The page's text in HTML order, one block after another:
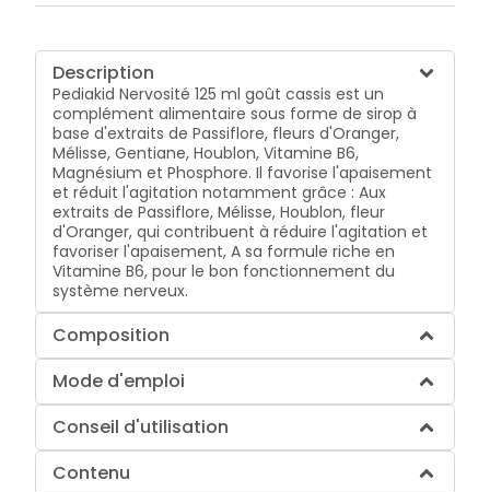
Description
Pediakid Nervosité 125 ml goût cassis est un
complément alimentaire sous forme de sirop à
base d'extraits de Passiflore, fleurs d'Oranger,
Mélisse, Gentiane, Houblon, Vitamine B6,
Magnésium et Phosphore. Il favorise l'apaisement
et réduit l'agitation notamment grâce : Aux
extraits de Passiflore, Mélisse, Houblon, fleur
d'Oranger, qui contribuent à réduire l'agitation et
favoriser l'apaisement, A sa formule riche en
Vitamine B6, pour le bon fonctionnement du
système nerveux.
Composition
Mode d'emploi
Conseil d'utilisation
Contenu